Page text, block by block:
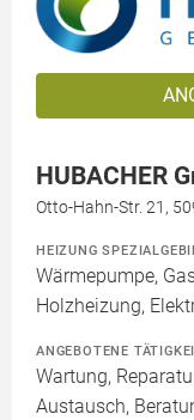
HUBACHER
Otto-Hahn-Str. 21,
HEIZUNG
Wärmepumpe,
Holzheizung,
ANGEBOTENE
Wartung,
Austausch,